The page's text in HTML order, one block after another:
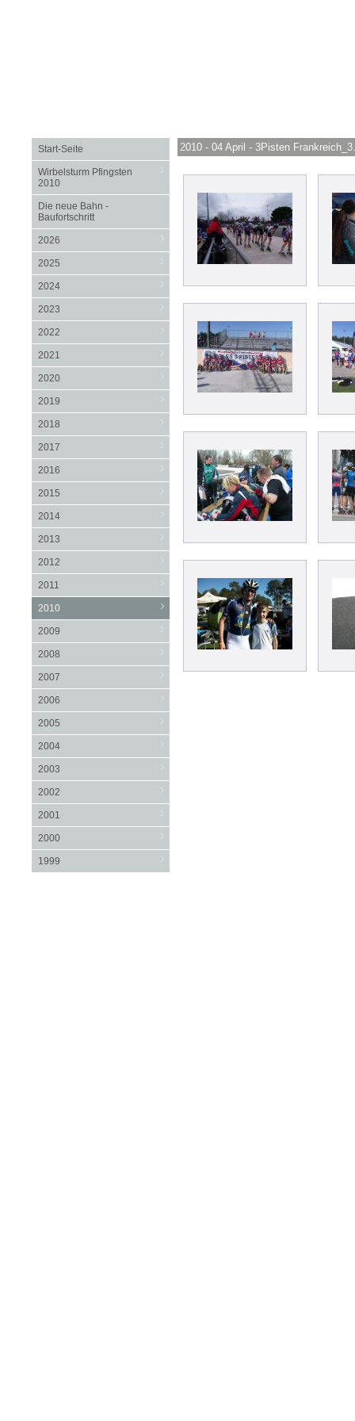
Start-Seite
Wirbelsturm Pfingsten
2010
Die neue Bahn -
Baufortschritt
2026
2025
2024
2023
2022
2021
2020
2019
2018
2017
2016
2015
2014
2013
2012
2011
2010
2009
2008
2007
2006
2005
2004
2003
2002
2001
2000
1999
2010 - 04 April - 3Pisten